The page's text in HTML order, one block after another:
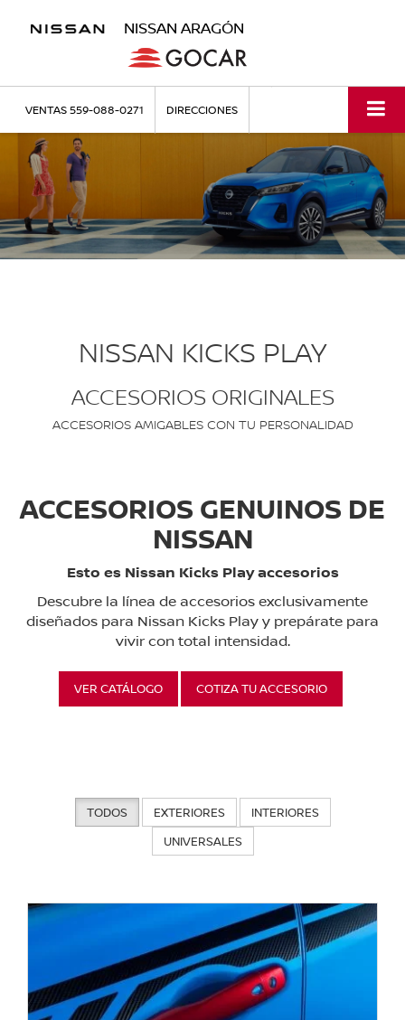
NISSAN ARAGÓN
VENTAS559-088-0271 DIRECCIONES
NISSAN KICKS PLAY
ACCESORIOS ORIGINALES
ACCESORIOS AMIGABLES CON TU PERSONALIDAD
ACCESORIOS GENUINOS DE
NISSAN
Esto es Nissan Kicks Play accesorios
Descubre la línea de accesorios exclusivamente
diseñados para Nissan Kicks Play y prepárate para
vivir con total intensidad.
VER CATÁLOGO COTIZA TU ACCESORIO
TODOS EXTERIORES
INTERIORES
UNIVERSALES